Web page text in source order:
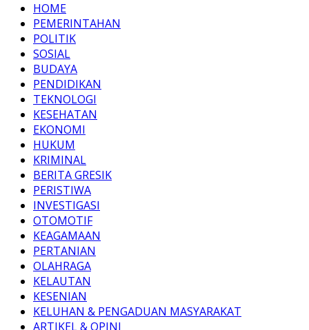
HOME
PEMERINTAHAN
POLITIK
SOSIAL
BUDAYA
PENDIDIKAN
TEKNOLOGI
KESEHATAN
EKONOMI
HUKUM
KRIMINAL
BERITA GRESIK
PERISTIWA
INVESTIGASI
OTOMOTIF
KEAGAMAAN
PERTANIAN
OLAHRAGA
KELAUTAN
KESENIAN
KELUHAN & PENGADUAN MASYARAKAT
ARTIKEL & OPINI